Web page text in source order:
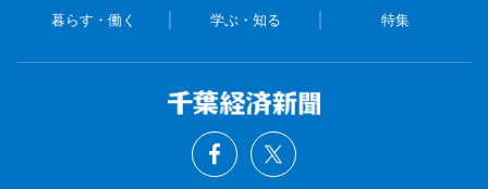
暮らす・働く 学ぶ・知る 特集